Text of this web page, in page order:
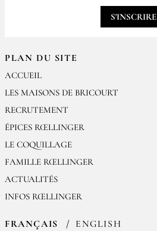
PLAN DU SITE
ACCUEIL
LES MAISONS DE BRICOURT
RECRUTEMENT
ÉPICES RŒLLINGER
LE COQUILLAGE
FAMILLE RŒLLINGER
ACTUALITÉS
INFOS RŒLLINGER
FRANÇAIS ENGLISH
S'INSCRIRE